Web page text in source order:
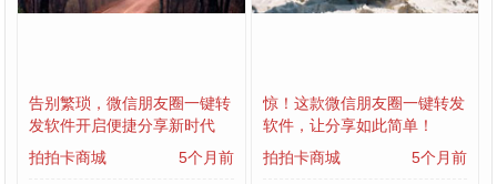
告别繁琐，微信朋友圈一键转
发软件开启便捷分享新时代
拍拍卡商城
5个月前
惊！这款微信朋友圈一键转发
软件，让分享如此简单！
拍拍卡商城
5个月前